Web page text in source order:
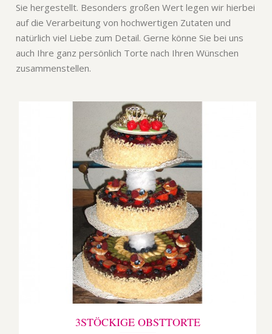
Sie hergestellt. Besonders großen Wert legen wir hierbei
auf die Verarbeitung von hochwertigen Zutaten und
natürlich viel Liebe zum Detail. Gerne könne Sie bei uns
auch Ihre ganz persönlich Torte nach Ihren Wünschen
zusammenstellen.
3STÖCKIGE OBSTTORTE